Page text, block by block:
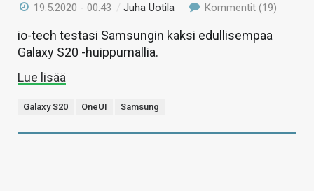
19.5.2020 - 00:43 /Juha Uotila Kommentit (19)
io-tech testasi Samsungin kaksi edullisempaa
Galaxy S20 -huippumallia.
Lue lisää
Galaxy S20 OneUI Samsung